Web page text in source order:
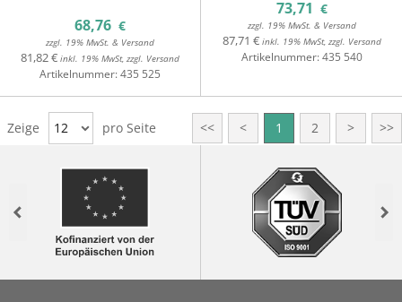
68,76 €
zzgl. 19% MwSt. & Versand
81,82 € inkl. 19% MwSt, zzgl. Versand
Artikelnummer:435 525
73,71 €
zzgl. 19% MwSt. & Versand
87,71 €inkl. 19% MwSt, zzgl. Versand
Artikelnummer:435 540
Zeige 12 pro Seite << < 1 2 > >>
Previous Next